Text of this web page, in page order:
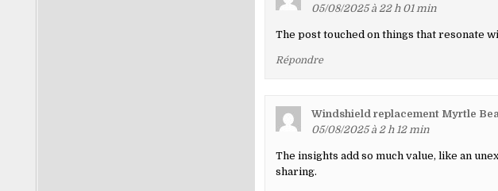
05/08/2025 à 22 h 01 min
The post touched on things that resonate
Répondre
Windshield replacement Myrtle
05/08/2025 à 2 h 12 min
The insights add so much value, like an
sharing.